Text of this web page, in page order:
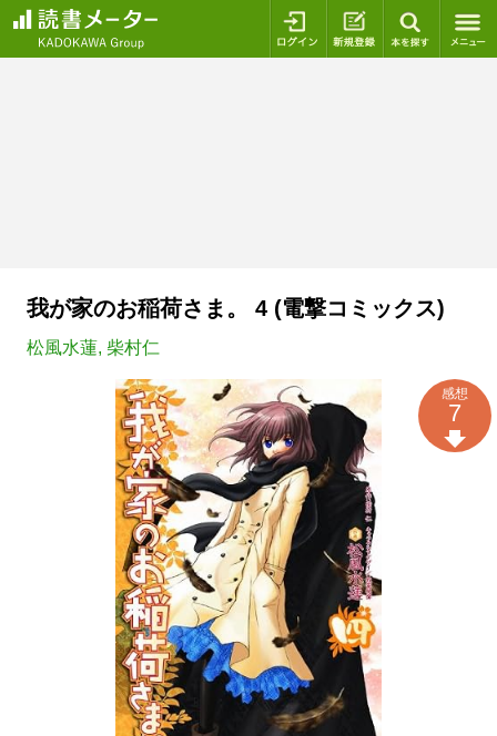
ログイン 新規登録
我が家のお稲荷さま。 4 (電撃コミックス)
松風水蓮, 柴村仁
感想
7